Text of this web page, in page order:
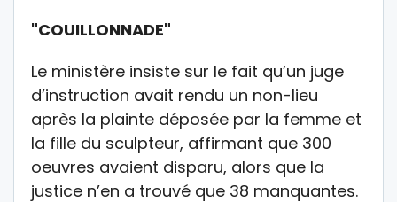
"COUILLONNADE"
Le ministère insiste sur le fait qu’un juge
d’instruction avait rendu un non-lieu
après la plainte déposée par la femme et
la fille du sculpteur, affirmant que 300
oeuvres avaient disparu, alors que la
justice n’en a trouvé que 38 manquantes.